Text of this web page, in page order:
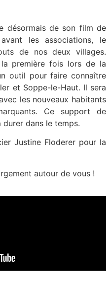
désormais de son film de
les associations, le
de nos deux villages.
première fois lors de la
outil pour faire connaître
et Soppe-le-Haut. Il sera
les nouveaux habitants
Ce support de
dans le temps.
Justine Floderer pour la
autour de vous !